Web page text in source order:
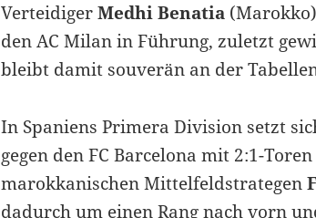
VerteidigerMedhi Benatia
den AC Milan in Führung, zuletzt
bleibt damit souverän an der
In Spaniens Primera Division setzt
gegen den FC Barcelona mit 2:1-
marokkanischen Mittelfeldstrategen
dadurch um einen Rang nach vorn